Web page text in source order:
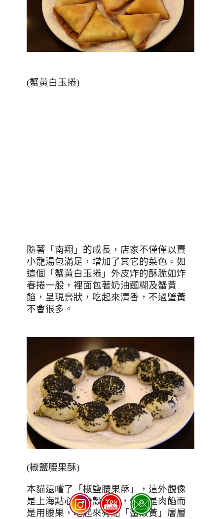
(蟹黃白玉捲)
隨著「南翔」的成長，店家不僅僅以賣
小籠湯包滿足，增加了其它的菜色。如
這個「蟹黃白玉捲」外皮炸的酥脆如炸
春捲一般，裡面包著奶油麵糊及蟹黃
餡，呈現膏狀，吃起來清香，不過蟹黃
不會很多。
(椒鹽腰果酥)
本貓還嚐了「椒鹽腰果酥」，這外觀像
是上海點心「蟹殼黃」，但不是肉餡而
是用腰果，吃起來有點「蟹殼黃」層層